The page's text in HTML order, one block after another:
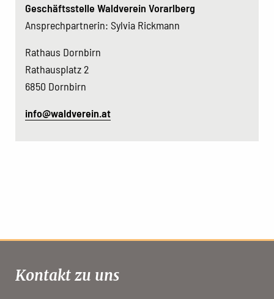
Geschäftsstelle Waldverein Vorarlberg
Ansprechpartnerin: Sylvia Rickmann
Rathaus Dornbirn
Rathausplatz 2
6850 Dornbirn
info@waldverein.at
Kontakt zu uns